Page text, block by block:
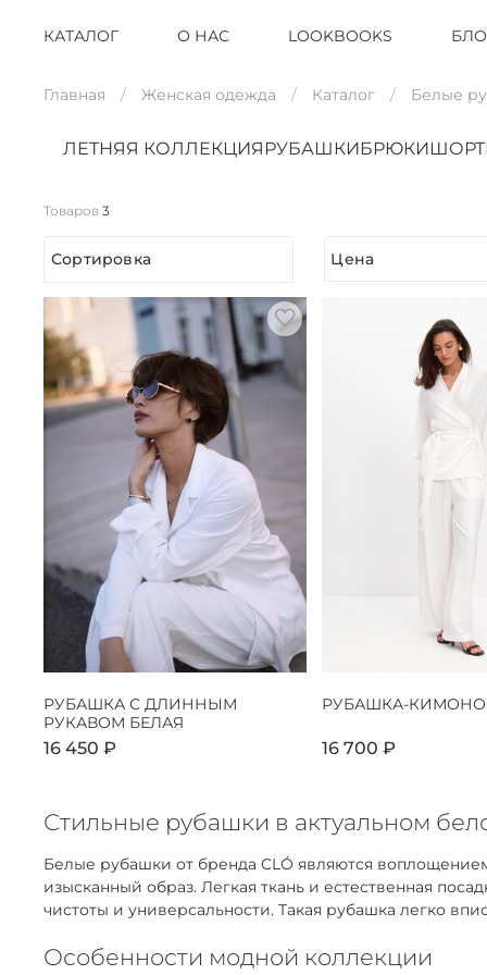
КАТАЛОГ О НАС LOOKBOOKS
Главная Женская одежда Каталог Белые
ЛЕТНЯЯ КОЛЛЕКЦИЯ РУБАШКИБРЮКИ
Товаров 3
Сортировка Цена
РУБАШКА С ДЛИННЫМ
РУКАВОМ БЕЛАЯ
16 450 ₽
РУБАШКА-КИМОНО
16 700 ₽
Стильные рубашки в актуальном
Белые рубашки от бренда CLÓ являются
изысканный образ. Легкая ткань и естественная
чистоты и универсальности. Такая рубашка легко
Особенности модной коллекции